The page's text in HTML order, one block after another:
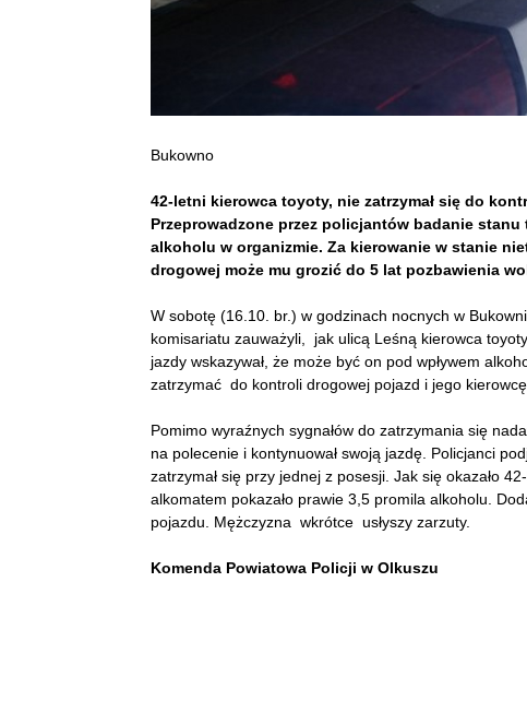
Bukowno
42-letni kierowca toyoty, nie zatrzymał się do
Przeprowadzone przez policjantów badanie
alkoholu w organizmie. Za kierowanie w stanie
drogowej może mu grozić do 5 lat pozbawienia
W sobotę (16.10. br.) w godzinach nocnych w
komisariatu zauważyli, jak ulicą Leśną kierowca
jazdy wskazywał, że może być on pod wpływem
zatrzymać do kontroli drogowej pojazd i jego kierowcę.
Pomimo wyraźnych sygnałów do zatrzymania się
na polecenie i kontynuował swoją jazdę. Policjanci
zatrzymał się przy jednej z posesji. Jak się okazało
alkomatem pokazało prawie 3,5 promila alkoholu.
pojazdu. Mężczyzna wkrótce usłyszy zarzuty.
Komenda Powiatowa Policji w Olkuszu